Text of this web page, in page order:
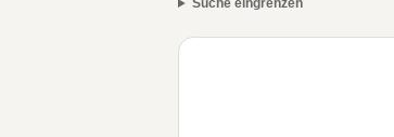
Suche eingrenzen